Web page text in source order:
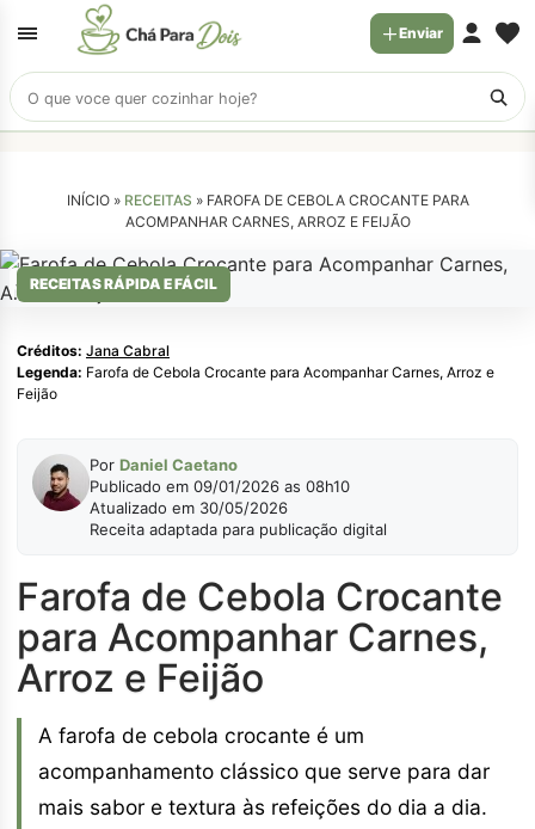
Buscar
receitas
Enviar
INÍCIO » RECEITAS » FAROFA DE CEBOLA CROCANTE PARA
ACOMPANHAR CARNES, ARROZ E FEIJÃO
RECEITAS RÁPIDA E FÁCIL
Jana Cabral
Créditos: Jana Cabral
Legenda: Farofa de Cebola Crocante para Acompanhar Carnes, Arroz e
Feijão
Por Daniel Caetano
Publicado em 09/01/2026 as 08h10
Atualizado em 30/05/2026
Receita adaptada para publicação digital
Farofa de Cebola Crocante
para Acompanhar Carnes,
Arroz e Feijão
A farofa de cebola crocante é um
acompanhamento clássico que serve para dar
mais sabor e textura às refeições do dia a dia.